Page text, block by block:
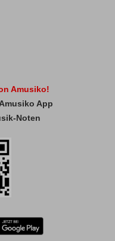
Amusiko!
App
Noten